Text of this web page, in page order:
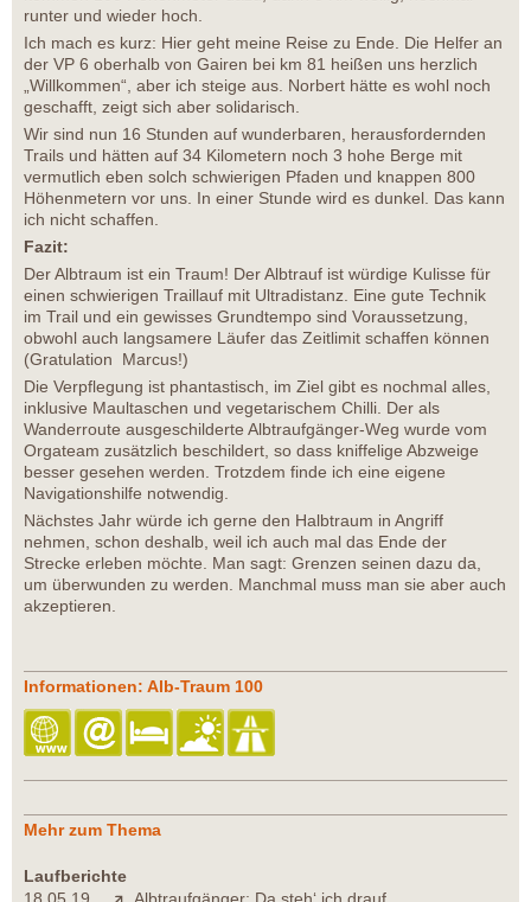
runter und wieder hoch.
Ich mach es kurz: Hier geht meine Reise zu Ende. Die Helfer an
der VP 6 oberhalb von Gairen bei km 81 heißen uns herzlich
„Willkommen“, aber ich steige aus. Norbert hätte es wohl noch
geschafft, zeigt sich aber solidarisch.
Wir sind nun 16 Stunden auf wunderbaren, herausfordernden
Trails und hätten auf 34 Kilometern noch 3 hohe Berge mit
vermutlich eben solch schwierigen Pfaden und knappen 800
Höhenmetern vor uns. In einer Stunde wird es dunkel. Das kann
ich nicht schaffen.
Fazit:
Der Albtraum ist ein Traum! Der Albtrauf ist würdige Kulisse für
einen schwierigen Traillauf mit Ultradistanz. Eine gute Technik
im Trail und ein gewisses Grundtempo sind Voraussetzung,
obwohl auch langsamere Läufer das Zeitlimit schaffen können
(Gratulation Marcus!)
Die Verpflegung ist phantastisch, im Ziel gibt es nochmal alles,
inklusive Maultaschen und vegetarischem Chilli. Der als
Wanderroute ausgeschilderte Albtraufgänger-Weg wurde vom
Orgateam zusätzlich beschildert, so dass kniffelige Abzweige
besser gesehen werden. Trotzdem finde ich eine eigene
Navigationshilfe notwendig.
Nächstes Jahr würde ich gerne den Halbtraum in Angriff
nehmen, schon deshalb, weil ich auch mal das Ende der
Strecke erleben möchte. Man sagt: Grenzen seinen dazu da,
um überwunden zu werden. Manchmal muss man sie aber auch
akzeptieren.
Informationen: Alb-Traum 100
Mehr zum Thema
Laufberichte